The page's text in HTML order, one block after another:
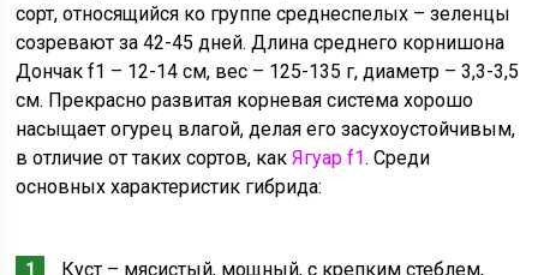
сорт, относящийся ко группе среднеспелых – зеленцы
созревают за 42-45 дней. Длина среднего корнишона
Дончак f1 – 12-14 см, вес – 125-135 г, диаметр – 3,3-3,5
см. Прекрасно развитая корневая система хорошо
насыщает огурец влагой, делая его засухоустойчивым,
в отличие от таких сортов, какЯгуар f1. Среди
основных характеристик гибрида:
Куст – мясистый, мощный, с крепким стеблем,